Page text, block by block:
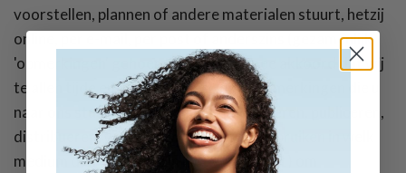
voorstellen, plannen of andere materialen stuurt, hetzij
online, per e-mail, per post of anderszins (gezamenlijk
'opmerkingen' genoemd), gaat u ermee akkoord dat wij
te allen tijde en zonder beperkingen opmerkingen die u
naar ons stuurt, mogen bewerken, kopiëren, publiceren,
distribueren, vertalen en anderszins gebruiken in welk
medium dan ook. Wij zijn niet verplicht (1) om